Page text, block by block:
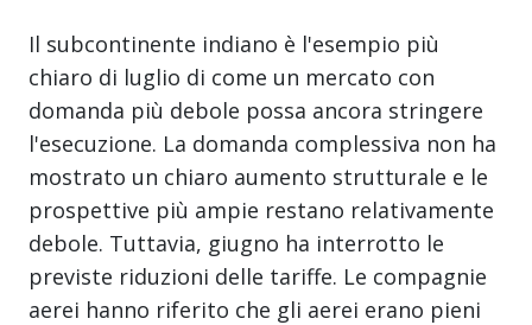
Il subcontinente indiano è l'esempio più
chiaro di luglio di come un mercato con
domanda più debole possa ancora stringere
l'esecuzione. La domanda complessiva non ha
mostrato un chiaro aumento strutturale e le
prospettive più ampie restano relativamente
debole. Tuttavia, giugno ha interrotto le
previste riduzioni delle tariffe. Le compagnie
aerei hanno riferito che gli aerei erano pieni